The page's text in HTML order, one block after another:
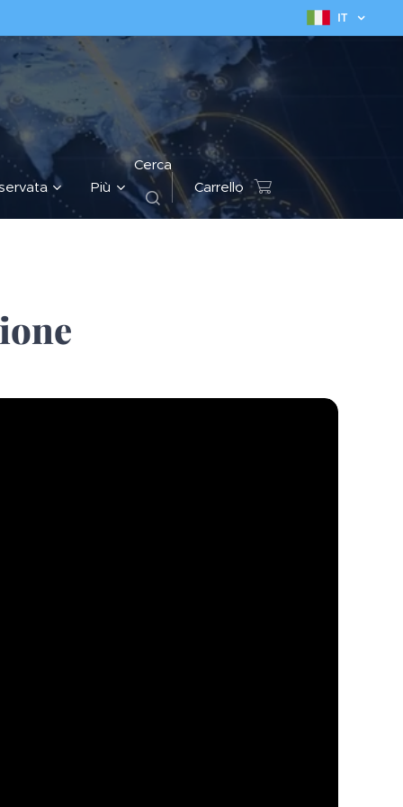
IT
Più
Cerca
Carrello